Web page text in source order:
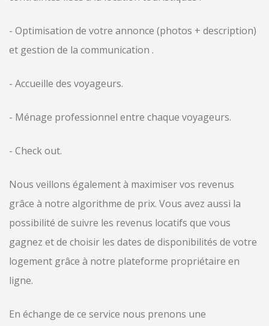
- Optimisation de votre annonce (photos + description)
et gestion de la communication .
- Accueille des voyageurs.
- Ménage professionnel entre chaque voyageurs.
- Check out.
Nous veillons également à maximiser vos revenus
grâce à notre algorithme de prix. Vous avez aussi la
possibilité de suivre les revenus locatifs que vous
gagnez et de choisir les dates de disponibilités de votre
logement grâce à notre plateforme propriétaire en
ligne.
En échange de ce service nous prenons une